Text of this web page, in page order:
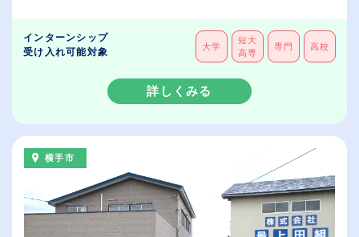
インターンシップ
受け入れ可能対象
大学
短大
高専
専門 高校
詳しくみる
横手市